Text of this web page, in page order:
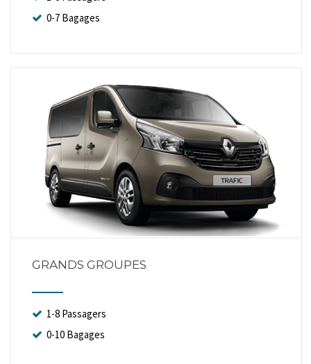
0-7 Bagages
GRANDS GROUPES
1-8 Passagers
0-10 Bagages